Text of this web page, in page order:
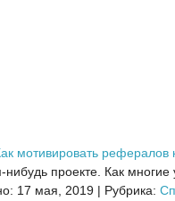
мотивировать рефералов
проекте. Как многие
17 мая, 2019 | Рубрика: